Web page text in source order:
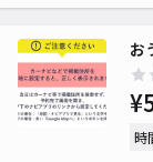
お
時